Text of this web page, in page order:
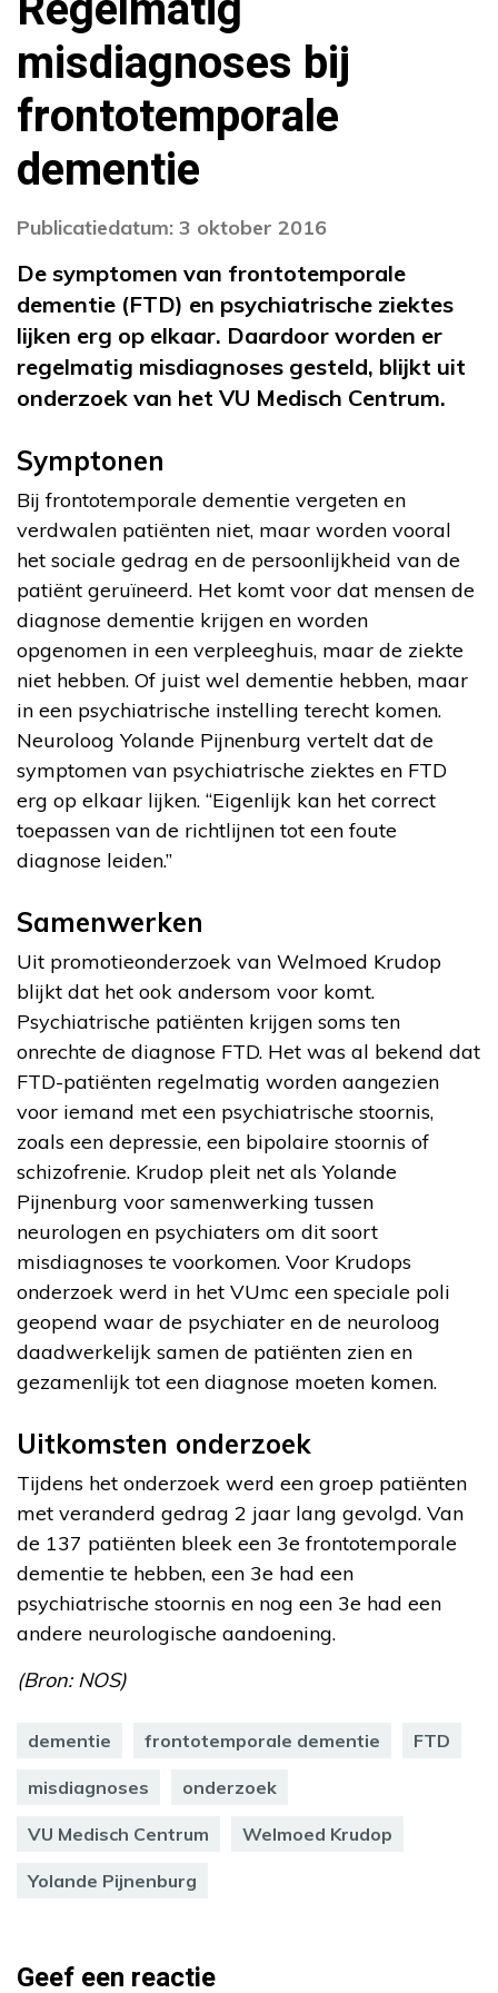
misdiagnoses bij
frontotemporale
dementie
Publicatiedatum: 3 oktober 2016
De symptomen van frontotemporale
dementie (FTD) en psychiatrische ziektes
lijken erg op elkaar. Daardoor worden er
regelmatig misdiagnoses gesteld, blijkt uit
onderzoek van het VU Medisch Centrum.
Symptonen
Bij frontotemporale dementie vergeten en
verdwalen patiënten niet, maar worden vooral
het sociale gedrag en de persoonlijkheid van de
patiënt geruïneerd. Het komt voor dat mensen de
diagnose dementie krijgen en worden
opgenomen in een verpleeghuis, maar de ziekte
niet hebben. Of juist wel dementie hebben, maar
in een psychiatrische instelling terecht komen.
Neuroloog Yolande Pijnenburg vertelt dat de
symptomen van psychiatrische ziektes en FTD
erg op elkaar lijken. “Eigenlijk kan het correct
toepassen van de richtlijnen tot een foute
diagnose leiden.”
Samenwerken
Uit promotieonderzoek van Welmoed Krudop
blijkt dat het ook andersom voor komt.
Psychiatrische patiënten krijgen soms ten
onrechte de diagnose FTD. Het was al bekend dat
FTD-patiënten regelmatig worden aangezien
voor iemand met een psychiatrische stoornis,
zoals een depressie, een bipolaire stoornis of
schizofrenie. Krudop pleit net als Yolande
Pijnenburg voor samenwerking tussen
neurologen en psychiaters om dit soort
misdiagnoses te voorkomen. Voor Krudops
onderzoek werd in het VUmc een speciale poli
geopend waar de psychiater en de neuroloog
daadwerkelijk samen de patiënten zien en
gezamenlijk tot een diagnose moeten komen.
Uitkomsten onderzoek
Tijdens het onderzoek werd een groep patiënten
met veranderd gedrag 2 jaar lang gevolgd. Van
de 137 patiënten bleek een 3e frontotemporale
dementie te hebben, een 3e had een
psychiatrische stoornis en nog een 3e had een
andere neurologische aandoening.
(Bron: NOS)
dementie frontotemporale dementie FTD
misdiagnoses onderzoek
VU Medisch Centrum Welmoed Krudop
Yolande Pijnenburg
Geef een reactie